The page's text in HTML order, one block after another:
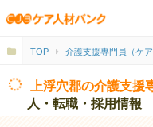
TOP 介護支援専門員（ケア
上浮穴郡の介護支
人・転職・採用情報